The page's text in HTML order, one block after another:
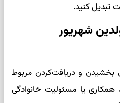
تبدیل کنید.
شهریور
و دریافت‌کردن مربوط
یا مسئولیت خانوادگی